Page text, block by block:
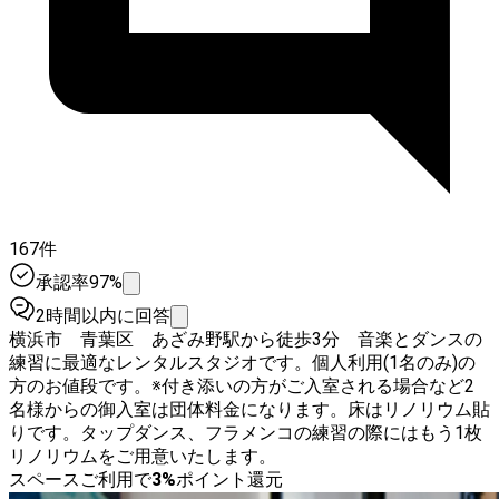
167件
承認率97%
2時間以内に回答
横浜市 青葉区 あざみ野駅から徒歩3分 音楽とダンスの
練習に最適なレンタルスタジオです。個人利用(1名のみ)の
方のお値段です。※付き添いの方がご入室される場合など2
名様からの御入室は団体料金になります。床はリノリウム貼
りです。タップダンス、フラメンコの練習の際にはもう1枚
リノリウムをご用意いたします。
スペースご利用で3%ポイント還元